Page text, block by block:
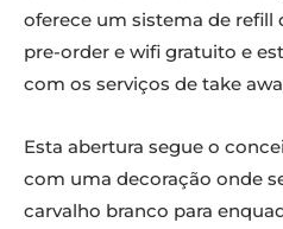
oferece um sistema de refill
pre-order e wifi gratuito e
com os serviços de take
Esta abertura segue o
com uma decoração onde
carvalho branco para